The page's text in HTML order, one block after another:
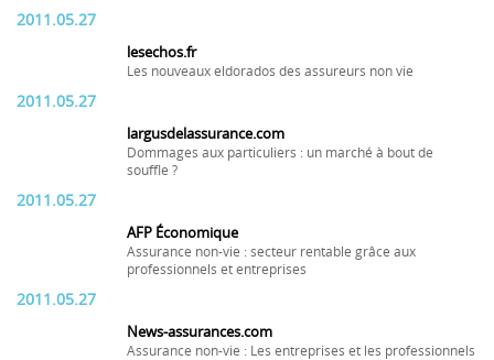
2011.05.27
lesechos.fr
Les nouveaux eldorados des assureurs non vie
2011.05.27
largusdelassurance.com
Dommages aux particuliers : un marché à bout de
souffle ?
2011.05.27
AFP Économique
Assurance non-vie : secteur rentable grâce aux
professionnels et entreprises
2011.05.27
News-assurances.com
Assurance non-vie : Les entreprises et les professionnels